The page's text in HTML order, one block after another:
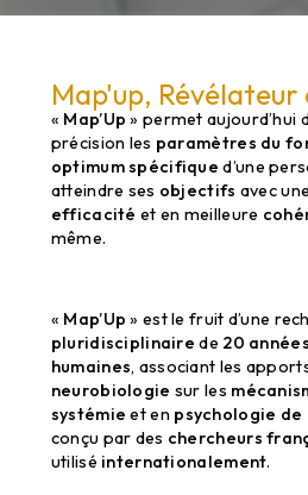
Map'up,
« Map’Up » permet aujourd’hui
précision les paramètres du
optimum spécifique d’une
atteindre ses objectifs avec
efficacité et en meilleure
même.
« Map’Up » est le fruit d’une
pluridisciplinaire de 20 années
humaines, associant les
neurobiologie sur les
systémie et en psychologie
conçu par des chercheurs
utilisé internationalement.